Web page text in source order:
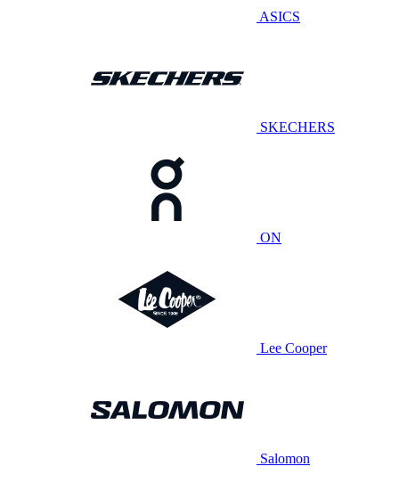
ASICS
SKECHERS
ON
Lee Cooper
Salomon